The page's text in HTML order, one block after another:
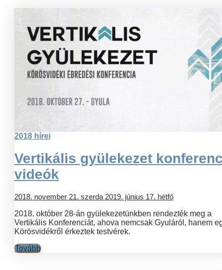
2018 hírei
Vertikális gyülekezet
videók
2018. november 21. szerda 2019. június 17. hétfő
2018. október 28-án gyülekezetünkben rendezték meg a
Vertikális Konferenciát, ahova nemcsak Gyuláról, hanem
Körösvidékről érkeztek testvérek.
Tovább